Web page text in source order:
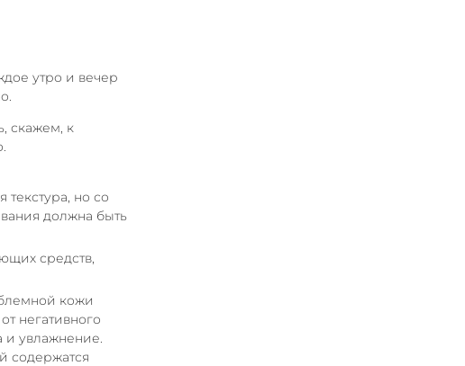
утро и вечер
скажем, к
текстура, но со
должна быть
средств,
кожи
негативного
увлажнение.
содержатся